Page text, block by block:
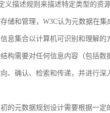
描述规则来描述特定类型的资
储和管理，W3C认为元数据在
息集合以计算机可识别和理解的
构需要对任何信息内容（包括
确认、检索和传递，并进行深
的元数据规划设计需要根据一